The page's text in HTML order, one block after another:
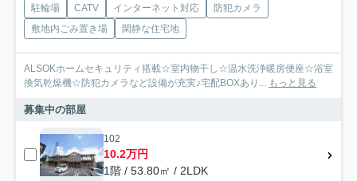
駐輪場 CATV インターネット対応
防犯カメラ
敷地内ごみ置き場
閑静な住宅地
ALSOKホームセキュリティ搭載☆室内物干し☆温水洗浄暖房便座☆浴室
換気乾燥機☆防犯カメラなど設備が充実♪宅配BOXあり...
もっと見る
募集中の部屋
102
10.2万円
1階 / 53.80㎡ / 2LDK